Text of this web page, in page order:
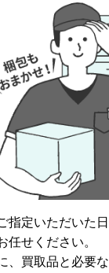
指定いただいた
任せください。
、買取品と必要